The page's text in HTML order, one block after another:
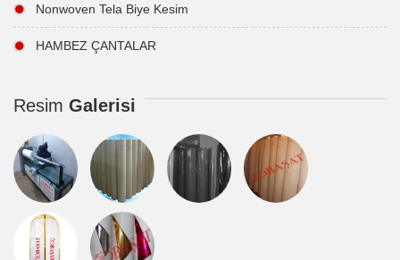
Nonwoven Tela Biye Kesim
HAMBEZ ÇANTALAR
Resim Galerisi